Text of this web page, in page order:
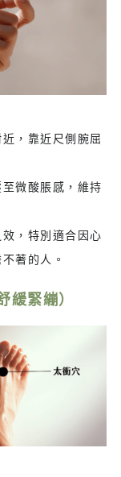
，靠近尺側腕屈
微酸脹感，維持
，特別適合因心
著的人。
緊繃）